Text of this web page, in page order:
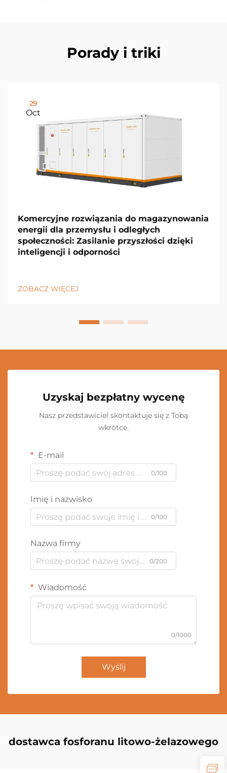
Porady i triki
29
Oct
Komercyjne rozwiązania do magazynowania
energii dla przemysłu i odległych
społeczności: Zasilanie przyszłości dzięki
inteligencji i odporności
ZOBACZ WIĘCEJ
Uzyskaj bezpłatny wycenę
Nasz przedstawiciel skontaktuje się z Tobą
wkrótce.
E-mail
0/100
Imię i nazwisko
0/100
Nazwa firmy
0/200
Wiadomość
0/1000
Wyślij
dostawca fosforanu litowo-żelazowego